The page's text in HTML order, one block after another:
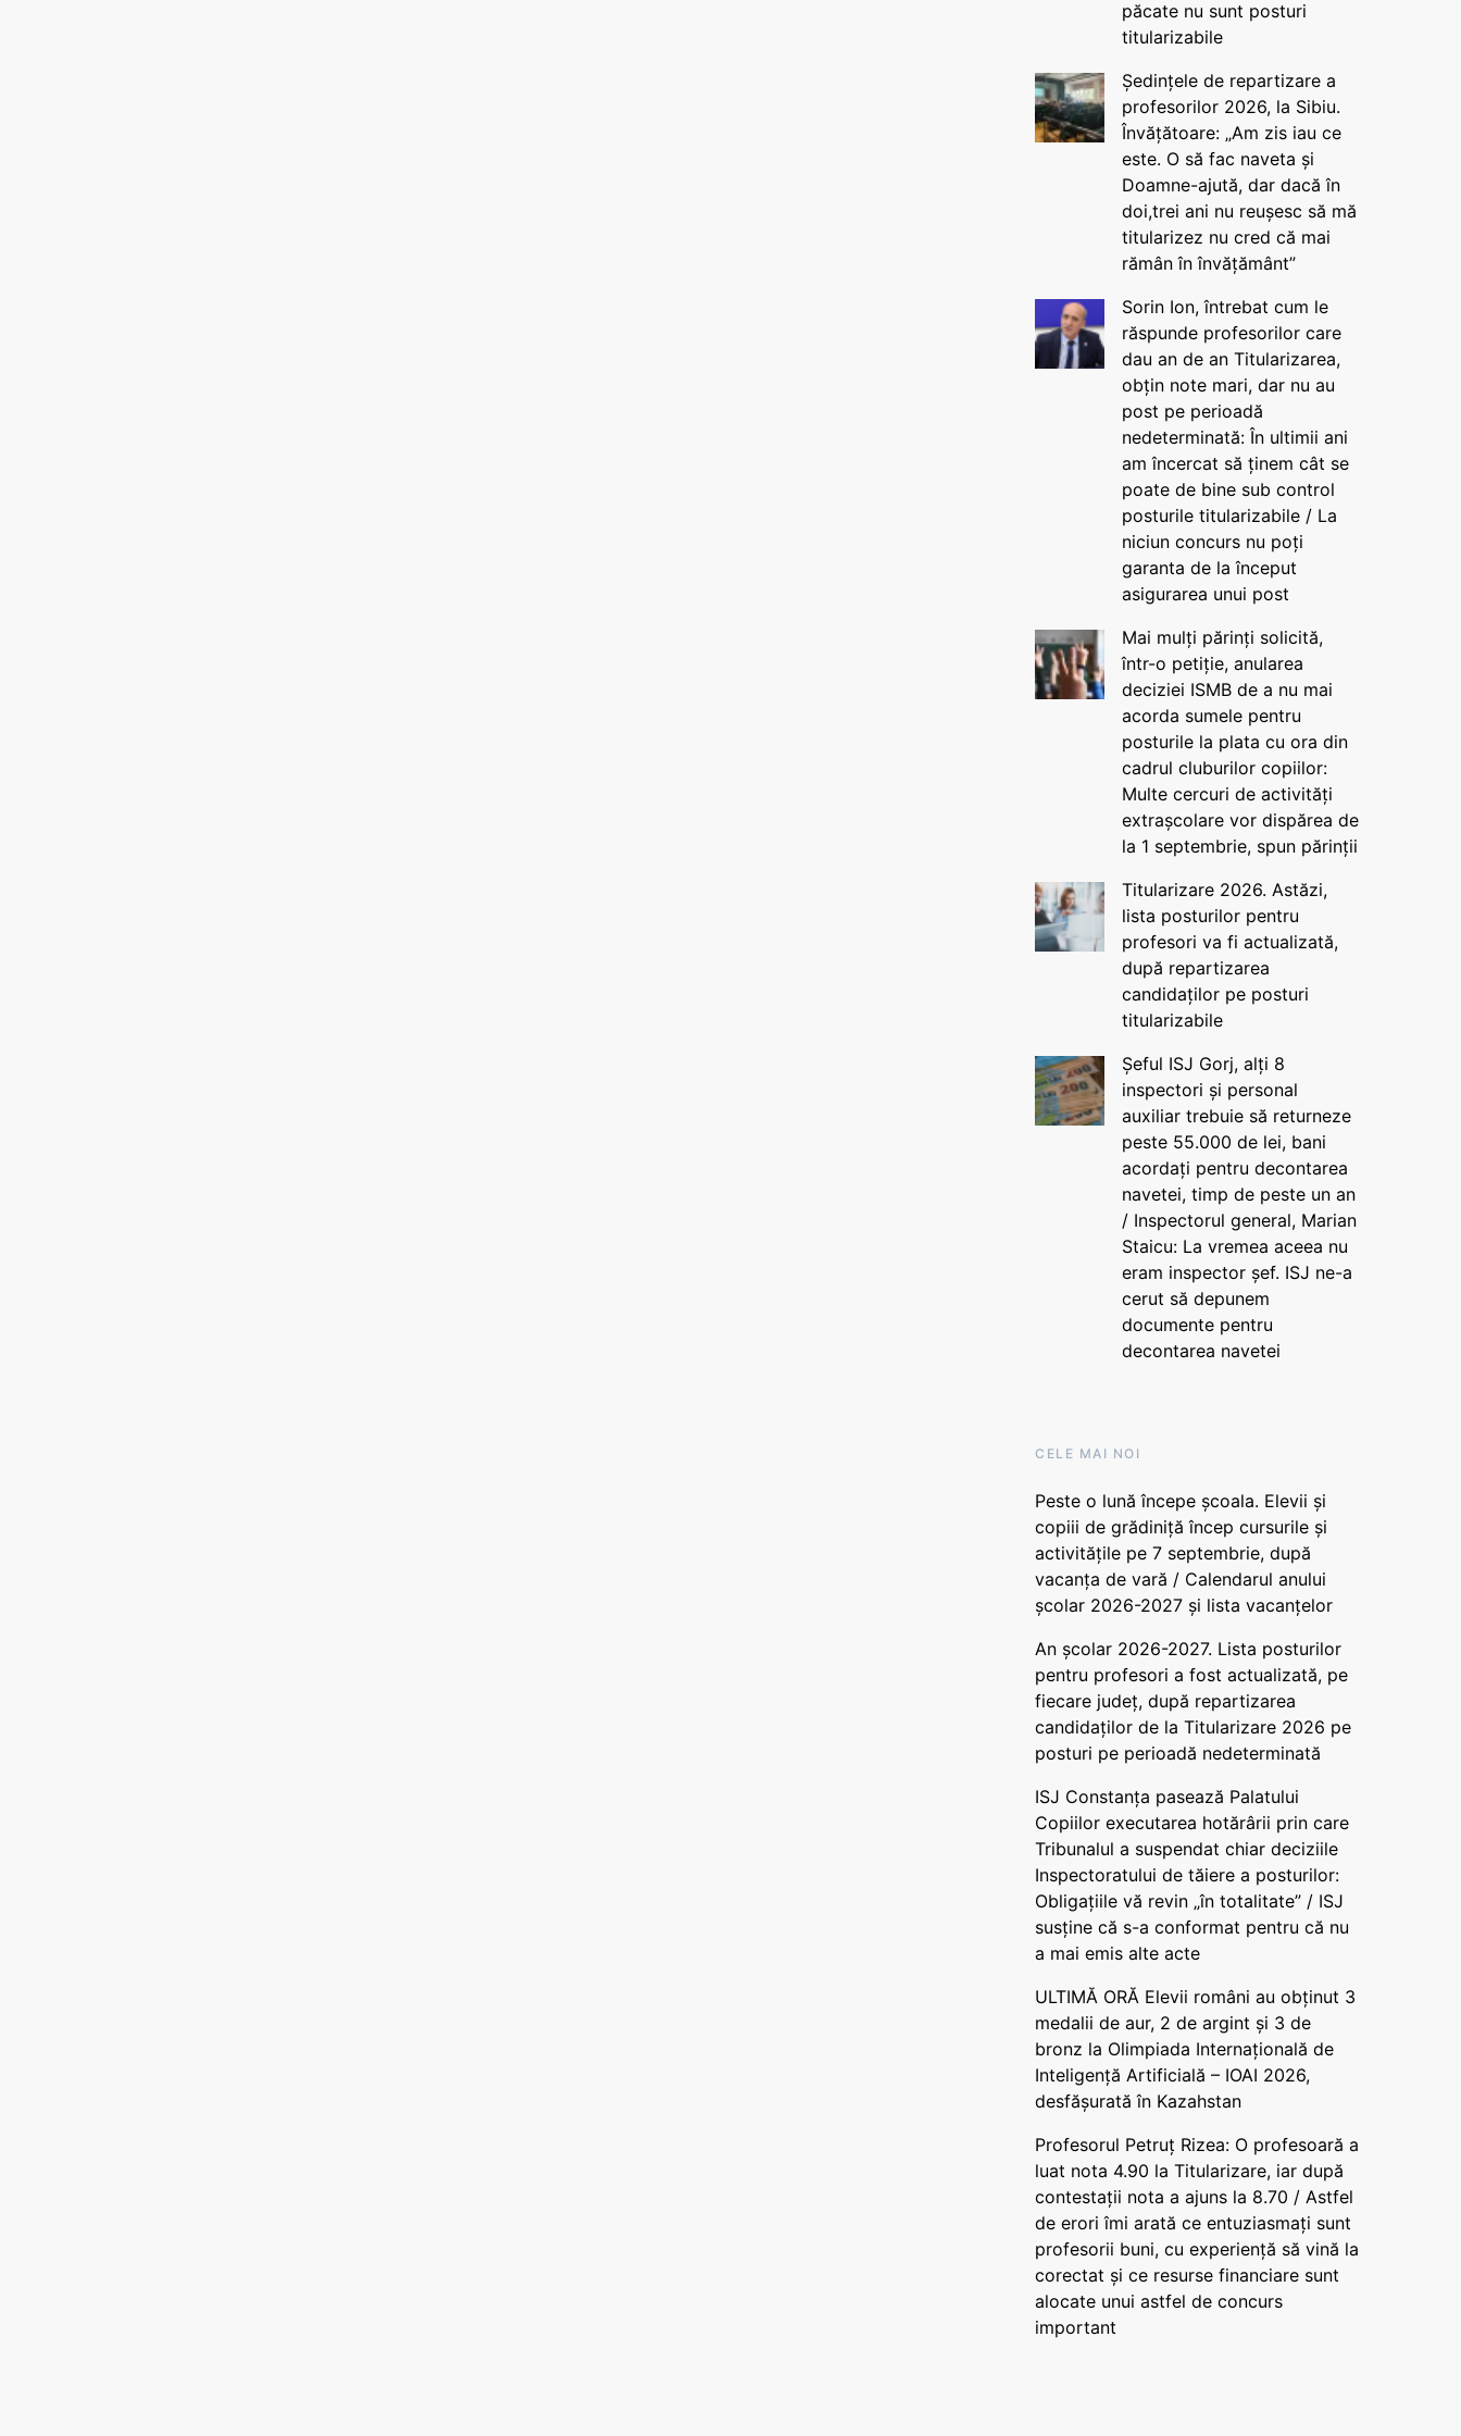
păcate nu sunt posturi
titularizabile
Ședințele de repartizare a
profesorilor 2026, la Sibiu.
Învățătoare: „Am zis iau ce
este. O să fac naveta și
Doamne-ajută, dar dacă în
doi,trei ani nu reușesc să mă
titularizez nu cred că mai
rămân în învățământ”
Sorin Ion, întrebat cum le
răspunde profesorilor care
dau an de an Titularizarea,
obțin note mari, dar nu au
post pe perioadă
nedeterminată: În ultimii ani
am încercat să ținem cât se
poate de bine sub control
posturile titularizabile / La
niciun concurs nu poți
garanta de la început
asigurarea unui post
Mai mulți părinți solicită,
într-o petiție, anularea
deciziei ISMB de a nu mai
acorda sumele pentru
posturile la plata cu ora din
cadrul cluburilor copiilor:
Multe cercuri de activități
extrașcolare vor dispărea de
la 1 septembrie, spun părinții
Titularizare 2026. Astăzi,
lista posturilor pentru
profesori va fi actualizată,
după repartizarea
candidaților pe posturi
titularizabile
Șeful ISJ Gorj, alți 8
inspectori și personal
auxiliar trebuie să returneze
peste 55.000 de lei, bani
acordați pentru decontarea
navetei, timp de peste un an
/ Inspectorul general, Marian
Staicu: La vremea aceea nu
eram inspector șef. ISJ ne-a
cerut să depunem
documente pentru
decontarea navetei
CELE MAI NOI
Peste o lună începe școala. Elevii și
copiii de grădiniță încep cursurile și
activitățile pe 7 septembrie, după
vacanța de vară / Calendarul anului
școlar 2026-2027 și lista vacanțelor
An școlar 2026-2027. Lista posturilor
pentru profesori a fost actualizată, pe
fiecare județ, după repartizarea
candidaților de la Titularizare 2026 pe
posturi pe perioadă nedeterminată
ISJ Constanța pasează Palatului
Copiilor executarea hotărârii prin care
Tribunalul a suspendat chiar deciziile
Inspectoratului de tăiere a posturilor:
Obligațiile vă revin „în totalitate” / ISJ
susține că s-a conformat pentru că nu
a mai emis alte acte
ULTIMĂ ORĂ Elevii români au obținut 3
medalii de aur, 2 de argint și 3 de
bronz la Olimpiada Internațională de
Inteligență Artificială – IOAI 2026,
desfășurată în Kazahstan
Profesorul Petruț Rizea: O profesoară a
luat nota 4.90 la Titularizare, iar după
contestații nota a ajuns la 8.70 / Astfel
de erori îmi arată ce entuziasmați sunt
profesorii buni, cu experiență să vină la
corectat și ce resurse financiare sunt
alocate unui astfel de concurs
important